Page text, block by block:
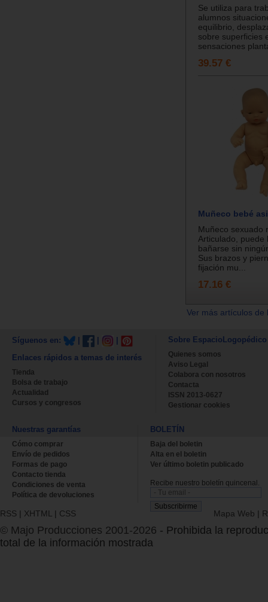
Se utiliza para
alumnos
equilibrio,
sobre superficies
sensaciones
39.57 €
Muñeco bebé
Muñeco sexuado
Articulado, puede
bañarse sin
Sus brazos y
fijación mu...
17.16 €
Ver más artículos
Síguenos en:
Enlaces rápidos a temas de interés
Tienda
Bolsa de trabajo
Actualidad
Cursos y congresos
Sobre EspacioLogopédico
Quienes somos
Aviso Legal
Colabora con nosotros
Contacta
ISSN 2013-0627
Gestionar cookies
Nuestras garantías
Cómo comprar
Envío de pedidos
Formas de pago
Contacto tienda
Condiciones de venta
Política de devoluciones
BOLETÍN
Baja del boletin
Alta en el boletin
Ver último boletin publicado
Recibe nuestro boletín quincenal.
RSS | XHTML | CSS Mapa Web |
© Majo Producciones 2001-2026 - Prohibida la
total de la información mostrada